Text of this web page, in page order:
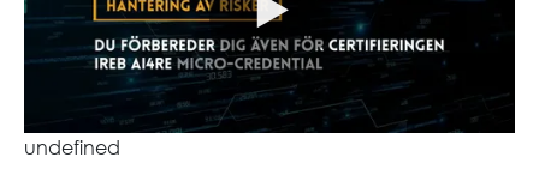
undefined